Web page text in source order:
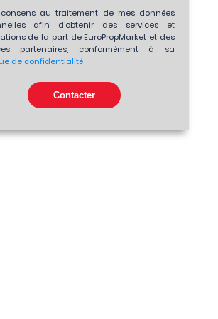
au traitement de mes données
afin d'obtenir des services et
de la part de EuroPropMarket et des
partenaires, conformément à sa
de confidentialité